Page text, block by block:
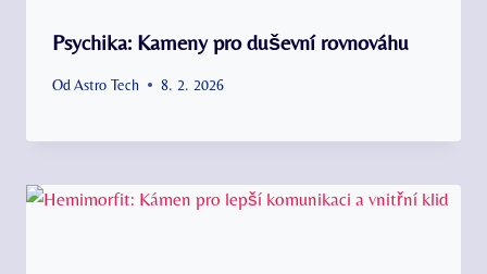
Psychika: Kameny pro duševní rovnováhu
Od Astro Tech 8. 2. 2026